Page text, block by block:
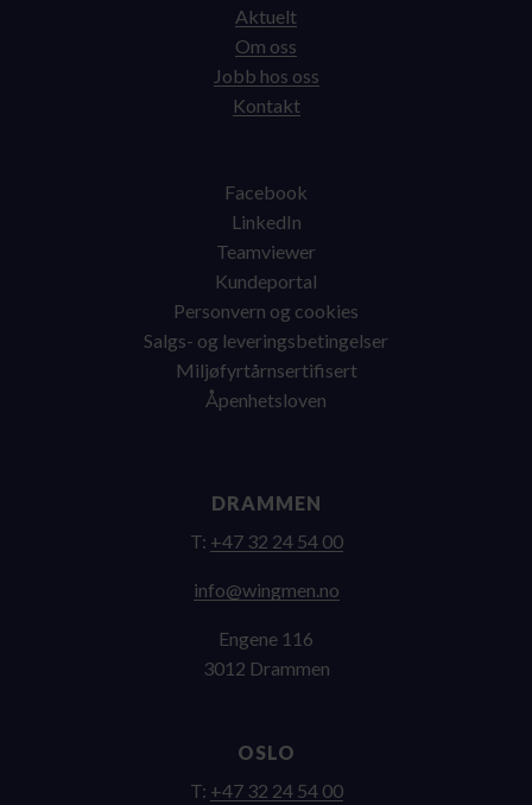
Aktuelt
Om oss
Jobb hos oss
Kontakt
Facebook
LinkedIn
Teamviewer
Kundeportal
Personvern og cookies
Salgs- og leveringsbetingelser
Miljøfyrtårnsertifisert
Åpenhetsloven
DRAMMEN
T: +47 32 24 54 00
on.nemgniw@ofni
Engene 116
3012 Drammen
OSLO
T: +47 32 24 54 00